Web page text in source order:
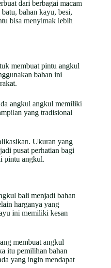
dari berbagai macam
bahan kayu, besi,
bisa menyimak lebih
membuat pintu angkul
bahan ini
angkul angkul memiliki
yang tradisional
Ukuran yang
pusat perhatian bagi
pintu angkul.
bali menjadi bahan
harganya yang
ini memiliki kesan
membuat angkul
itu pemilihan bahan
yang ingin mendapat